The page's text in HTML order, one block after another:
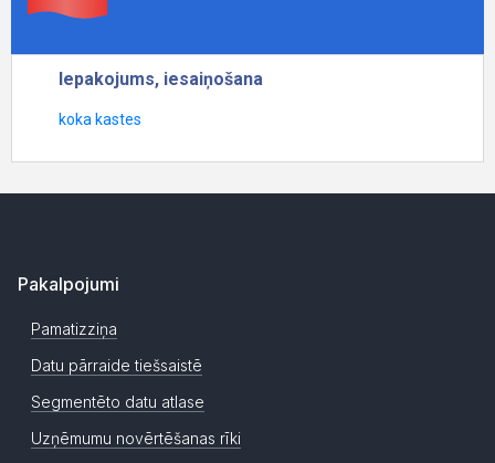
Pakalpojumi
Pamatizziņa
Datu pārraide tiešsaistē
Segmentēto datu atlase
Uzņēmumu novērtēšanas rīki